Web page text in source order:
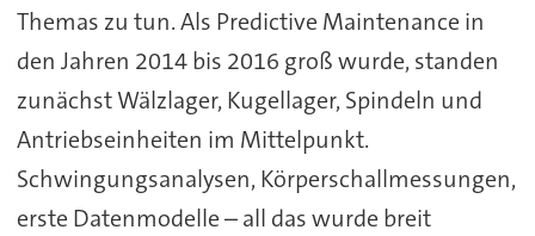
Themas zu tun. Als Predictive Maintenance in
den Jahren 2014 bis 2016 groß wurde, standen
zunächst Wälzlager, Kugellager, Spindeln und
Antriebseinheiten im Mittelpunkt.
Schwingungsanalysen, Körperschallmessungen,
erste Datenmodelle – all das wurde breit